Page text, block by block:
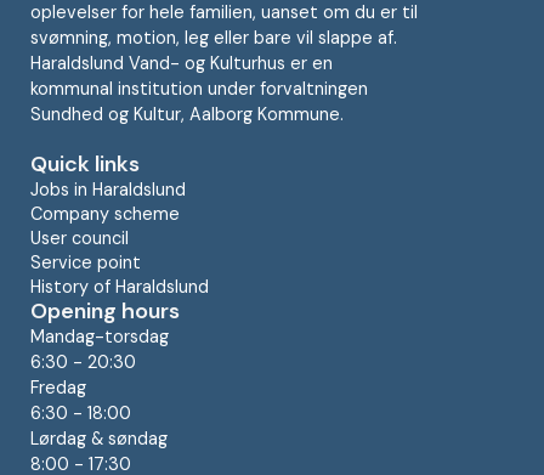
oplevelser for hele familien, uanset om du er til
svømning, motion, leg eller bare vil slappe af.
Haraldslund Vand- og Kulturhus er en
kommunal institution under forvaltningen
Sundhed og Kultur, Aalborg Kommune.
Quick links
Jobs in Haraldslund
Company scheme
User council
Service point
History of Haraldslund
Opening hours
Mandag-torsdag
6:30 - 20:30
Fredag
6:30 - 18:00
Lørdag & søndag
8:00 - 17:30